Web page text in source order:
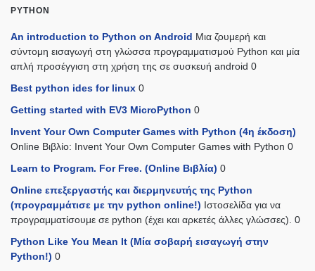
PYTHON
An introduction to Python on Android Μια ζουμερή και
σύντομη εισαγωγή στη γλώσσα προγραμματισμού Python και μία
απλή προσέγγιση στη χρήση της σε συσκευή android 0
Best python ides for linux 0
Getting started with EV3 MicroPython 0
Invent Your Own Computer Games with Python (4η έκδοση)
Online Βιβλίο: Invent Your Own Computer Games with Python 0
Learn to Program. For Free. (Online Βιβλία) 0
Online επεξεργαστής και διερμηνευτής της Python
(προγραμμάτισε με την python online!) Ιστοσελίδα για να
προγραμματίσουμε σε python (έχει και αρκετές άλλες γλώσσες). 0
Python Like You Mean It (Mία σοβαρή εισαγωγή στην
Python!) 0